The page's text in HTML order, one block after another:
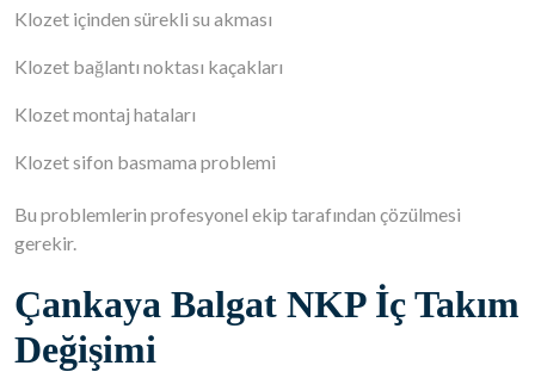
Klozet içinden sürekli su akması
Klozet bağlantı noktası kaçakları
Klozet montaj hataları
Klozet sifon basmama problemi
Bu problemlerin profesyonel ekip tarafından çözülmesi
gerekir.
Çankaya Balgat NKP İç Takım
Değişimi